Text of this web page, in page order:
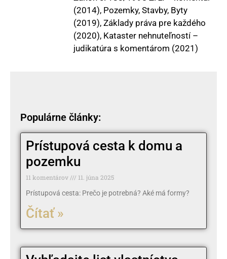
(2014), Pozemky, Stavby, Byty
(2019), Základy práva pre každého
(2020), Kataster nehnuteľností –
judikatúra s komentárom (2021)
Populárne články:
Prístupová cesta k domu a
pozemku
11 komentárov
11. júna 2025
Prístupová cesta: Prečo je potrebná? Aké má formy?
Čítať »